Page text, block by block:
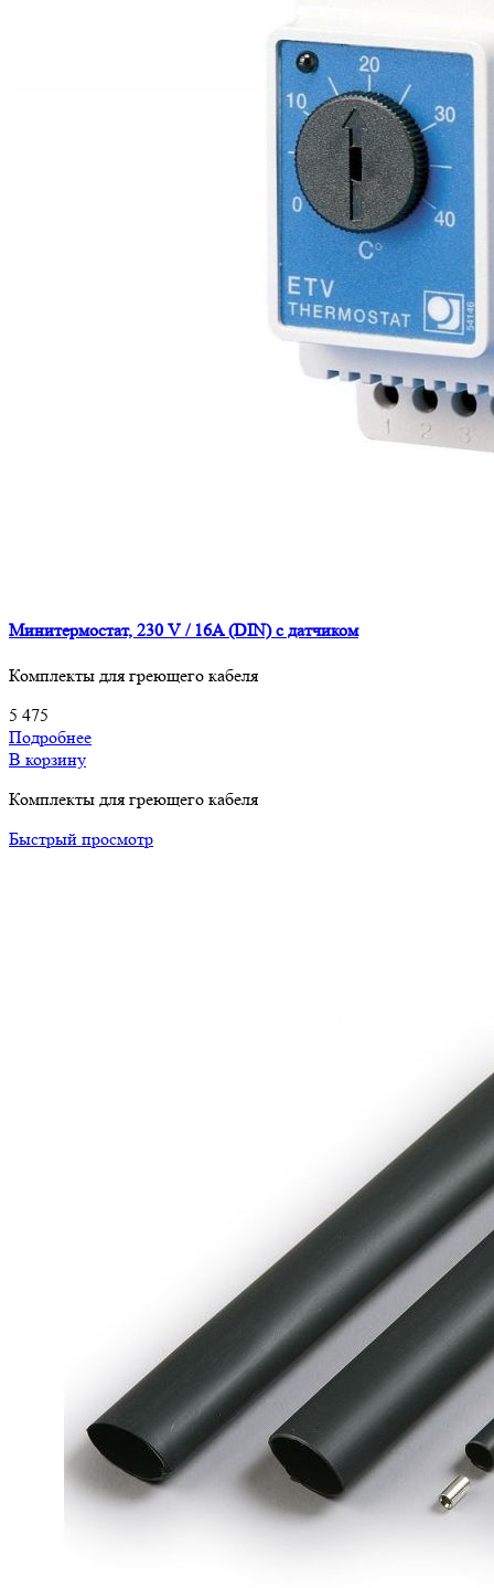
Минитермостат, 230 V / 16A (DIN) c датчиком
Комплекты для греющего кабеля
5 475
Подробнее
В корзину
Комплекты для греющего кабеля
Быстрый просмотр